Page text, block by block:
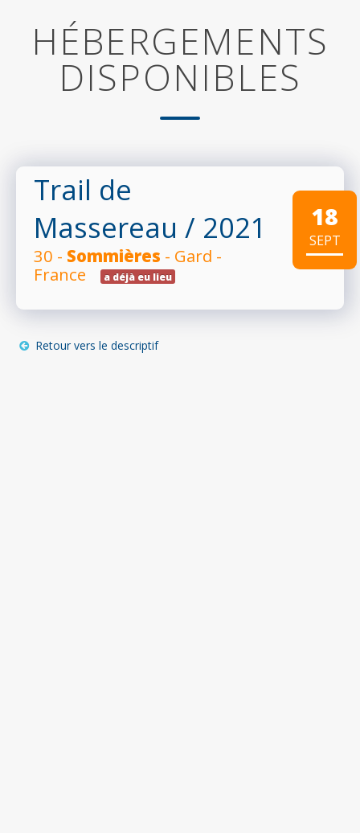
HÉBERGEMENTS
DISPONIBLES
Trail de
Massereau / 2021
30 - Sommières - Gard -
France
a déjà eu lieu
18
SEPT
Retour vers le descriptif